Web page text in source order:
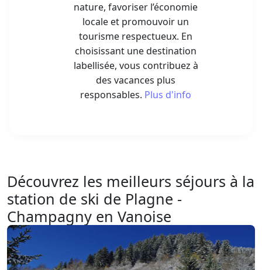
nature, favoriser l’économie
locale et promouvoir un
tourisme respectueux. En
choisissant une destination
labellisée, vous contribuez à
des vacances plus
responsables. Plus d'info
Découvrez les meilleurs séjours à la
station de ski de Plagne -
Champagny en Vanoise